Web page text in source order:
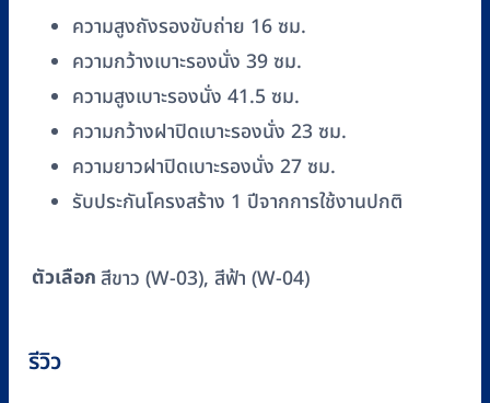
ความสูงถังรองขับถ่าย 16 ซม.
ความกว้างเบาะรองนั่ง 39 ซม.
ความสูงเบาะรองนั่ง 41.5 ซม.
ความกว้างฝาปิดเบาะรองนั่ง 23 ซม.
ความยาวฝาปิดเบาะรองนั่ง 27 ซม.
รับประกันโครงสร้าง 1 ปีจากการใช้งานปกติ
ตัวเลือกสีขาว (W-03), สีฟ้า (W-04)
รีวิว